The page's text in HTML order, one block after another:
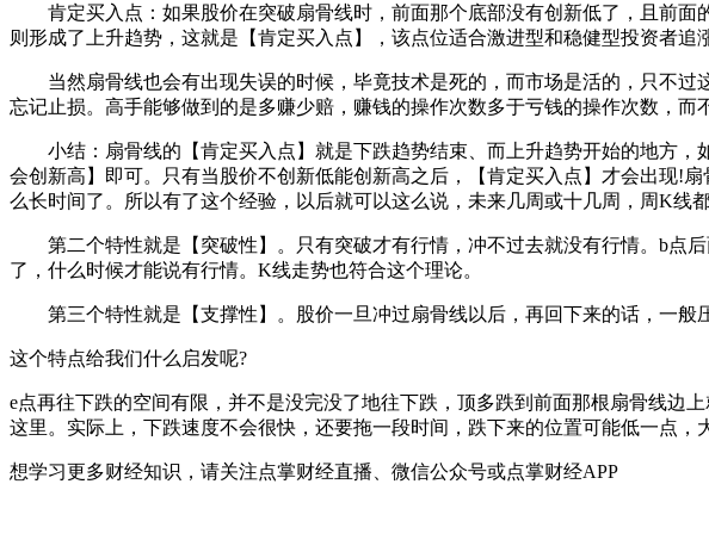
肯定买入点：如果股价在突破扇骨线时，前面那个底部没有创新低了，且前面
则形成了上升趋势，这就是【肯定买入点】，该点位适合激进型和稳健型投资者追
当然扇骨线也会有出现失误的时候，毕竟技术是死的，而市场是活的，只不过
忘记止损。高手能够做到的是多赚少赔，赚钱的操作次数多于亏钱的操作次数，而
小结：扇骨线的【肯定买入点】就是下跌趋势结束、而上升趋势开始的地方，
会创新高】即可。只有当股价不创新低能创新高之后，【肯定买入点】才会出现!
么长时间了。所以有了这个经验，以后就可以这么说，未来几周或十几周，周K线都
第二个特性就是【突破性】。只有突破才有行情，冲不过去就没有行情。b点后
了，什么时候才能说有行情。K线走势也符合这个理论。
第三个特性就是【支撑性】。股价一旦冲过扇骨线以后，再回下来的话，一般
这个特点给我们什么启发呢?
e点再往下跌的空间有限，并不是没完没了地往下跌，顶多跌到前面那根扇骨线边
这里。实际上，下跌速度不会很快，还要拖一段时间，跌下来的位置可能低一点，
想学习更多财经知识，请关注点掌财经直播、微信公众号或点掌财经APP